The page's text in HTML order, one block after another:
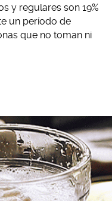
y regulares son 19%
un período de
que no toman ni